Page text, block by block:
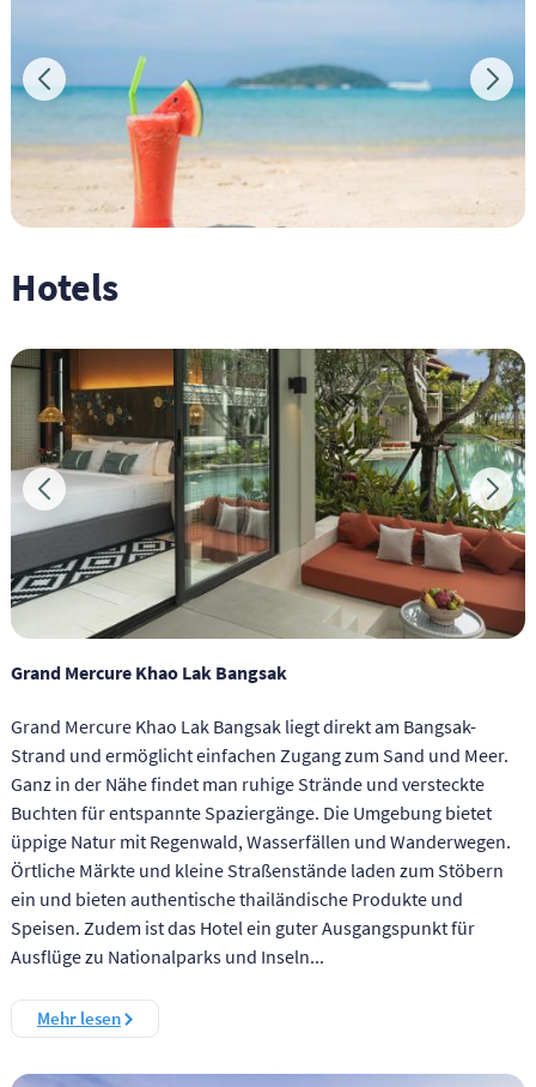
Hotels
Grand Mercure Khao Lak Bangsak
Grand Mercure Khao Lak Bangsak liegt direkt am Bangsak-
Strand und ermöglicht einfachen Zugang zum Sand und Meer.
Ganz in der Nähe findet man ruhige Strände und versteckte
Buchten für entspannte Spaziergänge. Die Umgebung bietet
üppige Natur mit Regenwald, Wasserfällen und Wanderwegen.
Örtliche Märkte und kleine Straßenstände laden zum Stöbern
ein und bieten authentische thailändische Produkte und
Speisen. Zudem ist das Hotel ein guter Ausgangspunkt für
Ausflüge zu Nationalparks und Inseln...
Mehr lesen